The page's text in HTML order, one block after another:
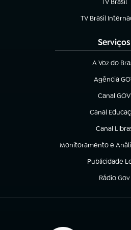
TV Brasil
(abre em
TV Brasil
(abre em nova
Serviços
A Voz do
(abre em
Agência
(abre em
Canal GOV
(abre em
Canal
(abre em
Canal
(abre em
Monitoramento e
(abre em nova aba)
Publicidade
(abre em nova
Rádio Gov
(abre em